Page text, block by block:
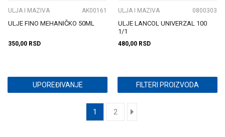
ULJA I MAZIVA AK00161
ULJE FINO MEHANIČKO 50ML
350,00 RSD
ULJA I MAZIVA 0800303
ULJE LANCOL UNIVERZAL 100
1/1
480,00 RSD
UPOREĐIVANJE FILTERI PROIZVODA
1 2